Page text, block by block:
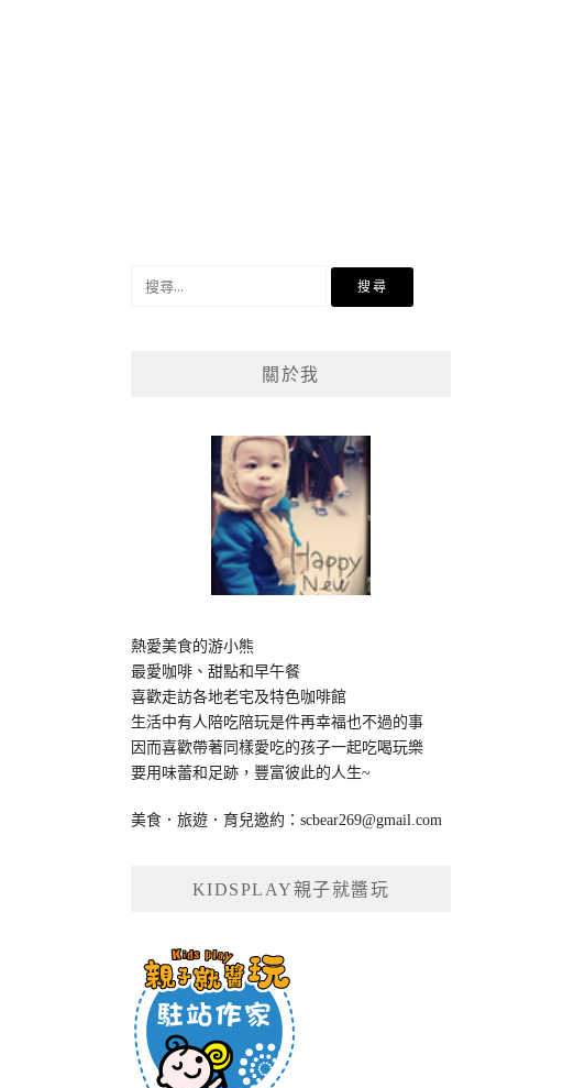
關於我
熱愛美食的游小熊
最愛咖啡、甜點和早午餐
喜歡走訪各地老宅及特色咖啡館
生活中有人陪吃陪玩是件再幸福也不過的事
因而喜歡帶著同樣愛吃的孩子一起吃喝玩樂
要用味蕾和足跡，豐富彼此的人生~
美食．旅遊．育兒邀約：scbear269@gmail.com
KIDSPLAY親子就醬玩